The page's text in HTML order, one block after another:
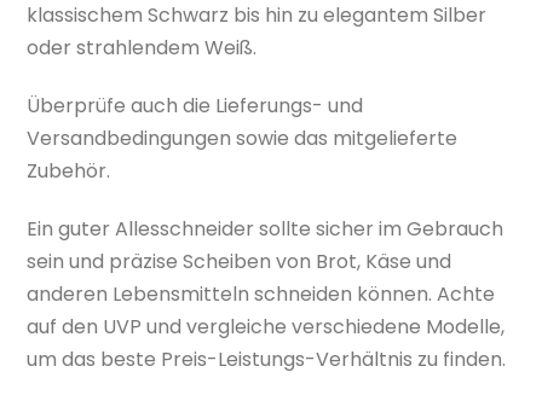
klassischem Schwarz bis hin zu elegantem Silber
oder strahlendem Weiß.
Überprüfe auch die Lieferungs- und
Versandbedingungen sowie das mitgelieferte
Zubehör.
Ein guter Allesschneider sollte sicher im Gebrauch
sein und präzise Scheiben von Brot, Käse und
anderen Lebensmitteln schneiden können. Achte
auf den UVP und vergleiche verschiedene Modelle,
um das beste Preis-Leistungs-Verhältnis zu finden.